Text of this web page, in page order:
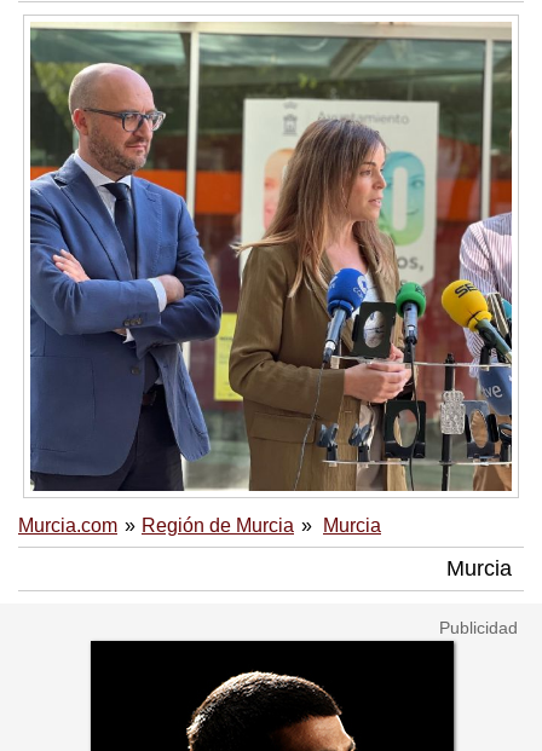
Murcia.com Región de Murcia Murcia
Murcia